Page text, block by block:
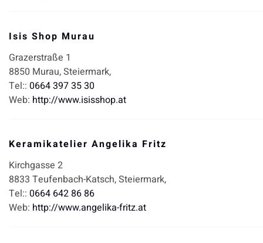
Isis Shop Murau
Grazerstraße 1
8850 Murau,Steiermark,
Tel:: 0664 397 35 30
Web: http://www.isisshop.at
Keramikatelier Angelika Fritz
Kirchgasse 2
8833 Teufenbach-Katsch,Steiermark,
Tel:: 0664 642 86 86
Web: http://www.angelika-fritz.at